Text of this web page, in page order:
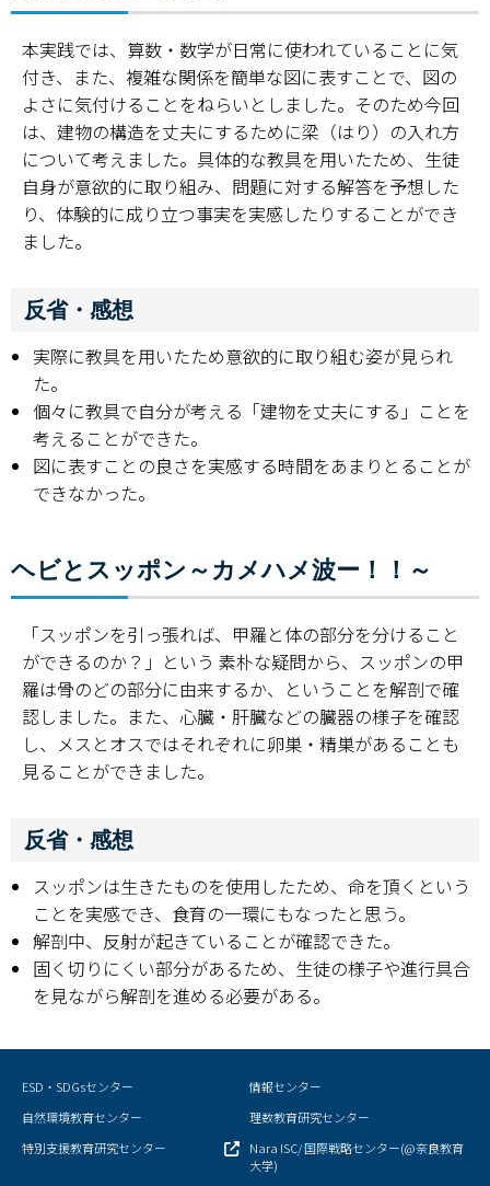
本実践では、算数・数学が日常に使われていることに気
付き、また、複雑な関係を簡単な図に表すことで、図の
よさに気付けることをねらいとしました。そのため今回
は、建物の構造を丈夫にするために梁（はり）の入れ方
について考えました。具体的な教具を用いたため、生徒
自身が意欲的に取り組み、問題に対する解答を予想した
り、体験的に成り立つ事実を実感したりすることができ
ました。
反省・感想
実際に教具を用いたため意欲的に取り組む姿が見られ
た。
個々に教具で自分が考える「建物を丈夫にする」ことを
考えることができた。
図に表すことの良さを実感する時間をあまりとることが
できなかった。
ヘビとスッポン～カメハメ波ー！！～
「スッポンを引っ張れば、甲羅と体の部分を分けること
ができるのか？」という 素朴な疑問から、スッポンの甲
羅は骨のどの部分に由来するか、ということを解剖で確
認しました。また、心臓・肝臓などの臓器の様子を確認
し、メスとオスではそれぞれに卵巣・精巣があることも
見ることができました。
反省・感想
スッポンは生きたものを使用したため、命を頂くという
ことを実感でき、食育の一環にもなったと思う。
解剖中、反射が起きていることが確認できた。
固く切りにくい部分があるため、生徒の様子や進行具合
を見ながら解剖を進める必要がある。
ESD・SDGsセンター
情報センター
自然環境教育センター
理数教育研究センター
特別支援教育研究センター
Nara ISC/ 国際戦略センター(@奈良教育
大学)